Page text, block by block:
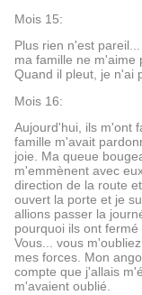
Mois 15:
Plus rien n'est
ma famille ne m'aime
Quand il pleut, je n'ai
Mois 16:
Aujourd'hui, ils m'ont
famille m'avait
joie. Ma queue
m'emmènent avec
direction de la route
ouvert la porte et je
allions passer la
pourquoi ils ont
Vous... vous
mes forces. Mon
compte que j'allais
m'avaient oublié.